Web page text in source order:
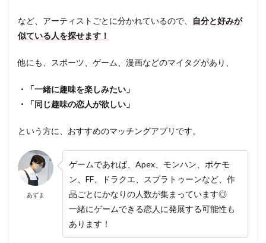
など、アーティストごとに分かれているので、
自分と好みが
似ている人を探せます！
他にも、スポーツ、ゲーム、漫画などのマイタグがあり、
・「一緒に趣味を楽しみたい」
・「同じ趣味の恋人が欲しい」
という方に、おすすめのマッチングアプリです。
あずま
ゲームであれば、Apex、モンハン、ポケモ
ン、FF、ドラクエ、スプラトゥーンなど、作
品ごとにかなりの人数が集まっています◎
一緒にゲームできる恋人に発展する可能性も
あります！